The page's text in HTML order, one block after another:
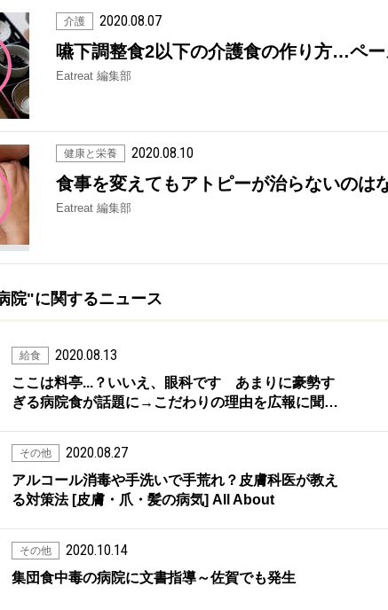
介護 2020.08.07
嚥下調整食2以下の介護食の作り方…ペ
Eatreat 編集部
健康と栄養 2020.08.10
食事を変えてもアトピーが治らないのは
Eatreat 編集部
院"に関するニュース
給食 2020.08.13
ここは料亭...？いいえ、眼科です あまりに豪勢す
ぎる病院食が話題に→こだわりの理由を広報に聞…
その他 2020.08.27
アルコール消毒や手洗いで手荒れ？皮膚科医が教え
る対策法 [皮膚・爪・髪の病気] All About
その他 2020.10.14
集団食中毒の病院に文書指導～佐賀でも発生